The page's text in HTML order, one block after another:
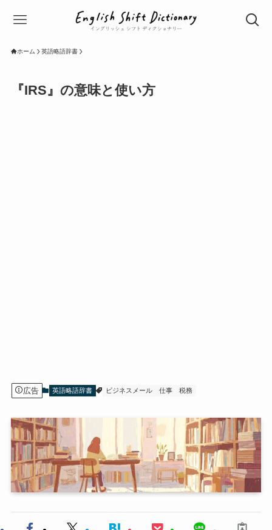
ホーム 英語略語辞書
『IRS』の意味と使い方
広告 英語略語辞書 ビジネスメール 仕事 税務